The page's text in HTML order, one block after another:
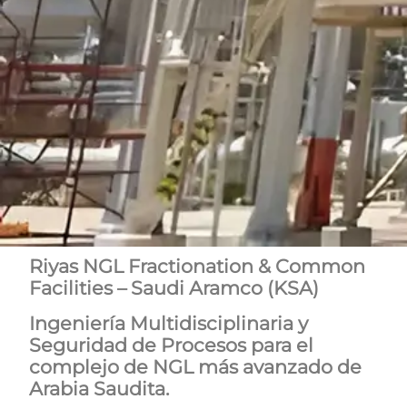
RiyasNGL Fractionation & Common
Facilities–Saudi Aramco (KSA)
Ingeniería Multidisciplinaria y
Seguridad de Procesos para el
complejo de NGL más avanzado de
Arabia Saudita.